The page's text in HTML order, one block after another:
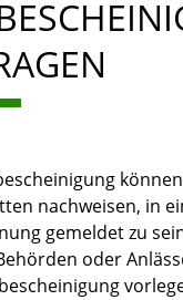
nachweisen, in
gemeldet zu
oder